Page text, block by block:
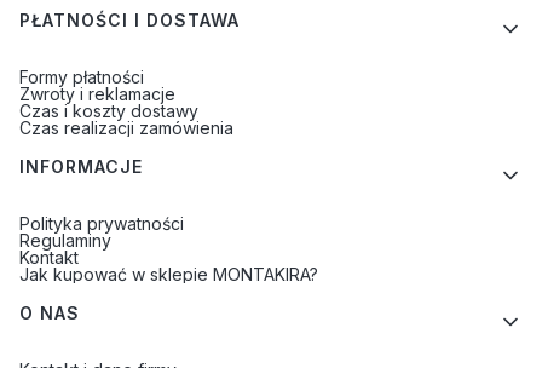
PŁATNOŚCI I DOSTAWA
Formy płatności
Zwroty i reklamacje
Czas i koszty dostawy
Czas realizacji zamówienia
INFORMACJE
Polityka prywatności
Regulaminy
Kontakt
Jak kupować w sklepie MONTAKIRA?
O NAS